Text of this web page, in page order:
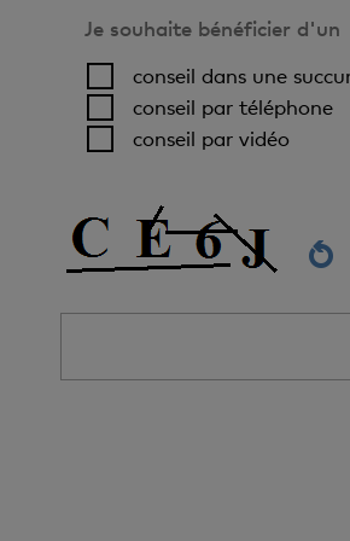
Je souhaite bénéficier d'un
conseil dans une
conseil par téléphone
conseil par vidéo